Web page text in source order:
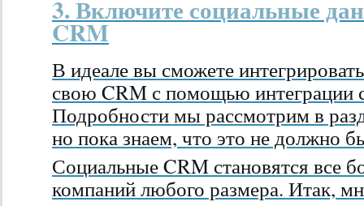
3. Включите социальные
CRM
В идеале вы сможете
свою CRM с помощью интеграции
Подробности мы рассмотрим в
но пока знаем, что это не должно
Социальные CRM становятся все
компаний любого размера. Итак,